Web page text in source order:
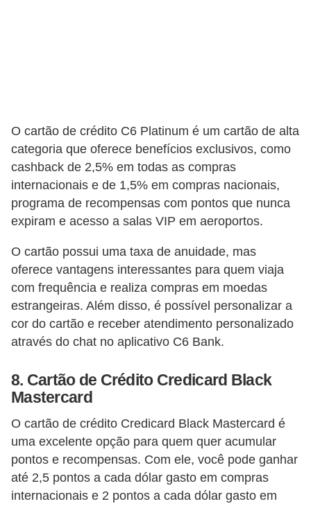
O cartão de crédito C6 Platinum é um cartão de alta
categoria que oferece benefícios exclusivos, como
cashback de 2,5% em todas as compras
internacionais e de 1,5% em compras nacionais,
programa de recompensas com pontos que nunca
expiram e acesso a salas VIP em aeroportos.
O cartão possui uma taxa de anuidade, mas
oferece vantagens interessantes para quem viaja
com frequência e realiza compras em moedas
estrangeiras. Além disso, é possível personalizar a
cor do cartão e receber atendimento personalizado
através do chat no aplicativo C6 Bank.
8. Cartão de Crédito Credicard Black
Mastercard
O cartão de crédito Credicard Black Mastercard é
uma excelente opção para quem quer acumular
pontos e recompensas. Com ele, você pode ganhar
até 2,5 pontos a cada dólar gasto em compras
internacionais e 2 pontos a cada dólar gasto em
n
t
o
I
m
p
o
s
t
o
e
r
n
d
a